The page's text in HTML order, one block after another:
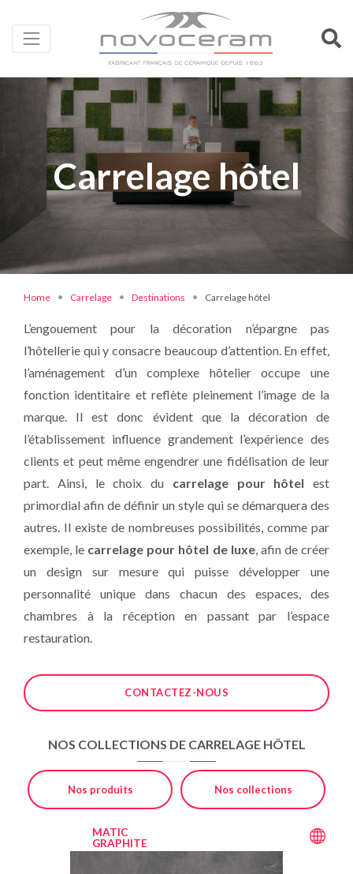
Carrelage hôtel
Home Carrelage Destinations Carrelage hôtel
L’engouement pour la décoration n’épargne pas
l’hôtellerie qui y consacre beaucoup d’attention. En effet,
l’aménagement d’un complexe hôtelier occupe une
fonction identitaire et reflète pleinement l’image de la
marque. Il est donc évident que la décoration de
l’établissement influence grandement l’expérience des
clients et peut même engendrer une fidélisation de leur
part. Ainsi, le choix du carrelage pour hôtel est
primordial afin de définir un style qui se démarquera des
autres. Il existe de nombreuses possibilités, comme par
exemple, le carrelage pour hôtel de luxe, afin de créer
un design sur mesure qui puisse développer une
personnalité unique dans chacun des espaces, des
chambres à la réception en passant par l’espace
restauration.
CONTACTEZ-NOUS
NOS COLLECTIONS DE CARRELAGE HÔTEL
Nos produits Nos collections
MATIC
GRAPHITE